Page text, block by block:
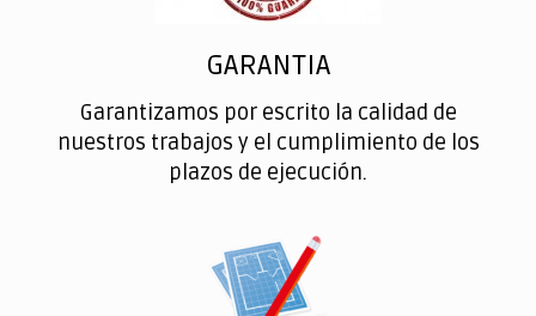
GARANTIA
Garantizamos por escrito la calidad de
nuestros trabajos y el cumplimiento de los
plazos de ejecución.